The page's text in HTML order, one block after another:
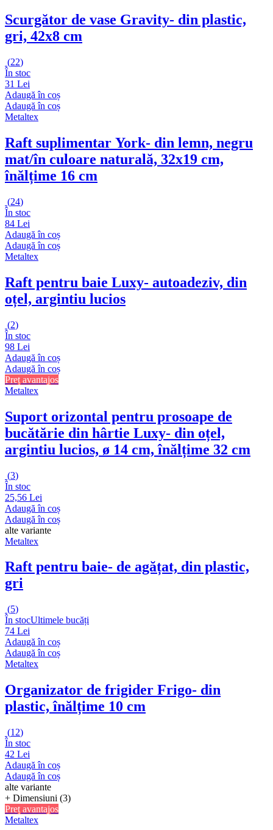
Scurgător de vase Gravity- din plastic,
gri, 42x8 cm
(22)
În stoc
31 Lei
Adaugă în coș
Adaugă în coș
Metaltex
Raft suplimentar York- din lemn, negru
mat/în culoare naturală, 32x19 cm,
înălțime 16 cm
(24)
În stoc
84 Lei
Adaugă în coș
Adaugă în coș
Metaltex
Raft pentru baie Luxy- autoadeziv, din
oțel, argintiu lucios
(2)
În stoc
98 Lei
Adaugă în coș
Adaugă în coș
Preț avantajos
Metaltex
Suport orizontal pentru prosoape de
bucătărie din hârtie Luxy- din oțel,
argintiu lucios, ø 14 cm, înălțime 32 cm
(3)
În stoc
25,56 Lei
Adaugă în coș
Adaugă în coș
alte variante
Metaltex
Raft pentru baie- de agățat, din plastic,
gri
(5)
În stocUltimele bucăți
74 Lei
Adaugă în coș
Adaugă în coș
Metaltex
Organizator de frigider Frigo- din
plastic, înălțime 10 cm
(12)
În stoc
42 Lei
Adaugă în coș
Adaugă în coș
alte variante
+ Dimensiuni (3)
Preț avantajos
Metaltex